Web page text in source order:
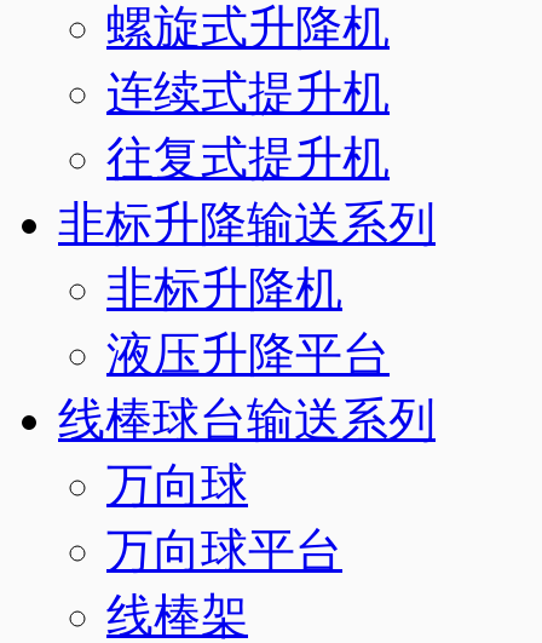
螺旋式升降机
连续式提升机
往复式提升机
非标升降输送系列
非标升降机
液压升降平台
线棒球台输送系列
万向球
万向球平台
线棒架